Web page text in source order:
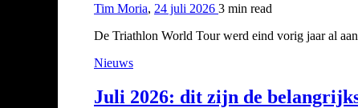
Tim Moria, 24 juli 2026 3 min read
De Triathlon World Tour werd eind vorig jaar al
Nieuws
Juli 2026: dit zijn de